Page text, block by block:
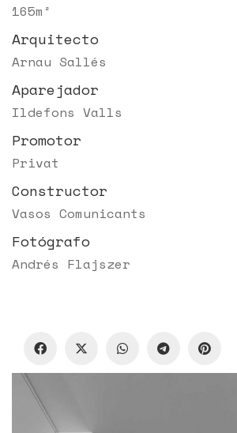
165m²
Arquitecto
Arnau Sallés
Aparejador
Ildefons Valls
Promotor
Privat
Constructor
Vasos Comunicants
Fotógrafo
Andrés Flajszer